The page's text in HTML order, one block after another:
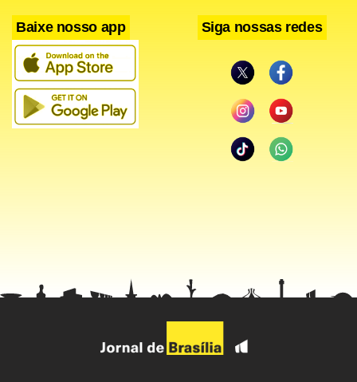
pernambucano não se intimidou e sete minutos depois,
Capixaba foi ao ataque e deixou Kuki na cara do gol, mas,
pressionado pela defesa, ele não conseguiu concluir e a
bola atravessou a área.
Aos 15, o Náutico voltou à frente do marcador. Sidny
Baixe nosso app Siga nossas redes